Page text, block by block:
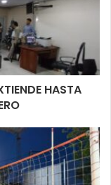
que generó el
y todo quedó a
HASTA